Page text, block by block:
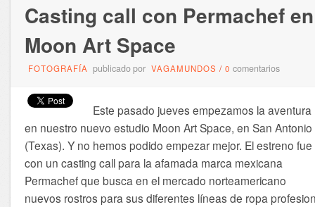
Casting call con Permachef en
Moon Art Space
FOTOGRAFÍA publicado por VAGAMUNDOS / 0 comentarios
Este pasado jueves empezamos la aventura
en nuestro nuevo estudio Moon Art Space, en San Antonio
(Texas). Y no hemos podido empezar mejor. El estreno fue
con un casting call para la afamada marca mexicana
Permachef que busca en el mercado norteamericano
nuevos rostros para sus diferentes líneas de ropa